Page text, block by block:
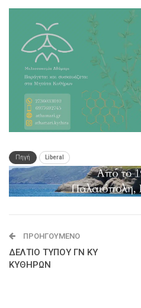
Πηγή Liberal
ΠΡΟΗΓΟΎΜΕΝΟ
ΔΕΛΤΙΟ ΤΥΠΟΥ ΓΝ ΚΥ
ΚΥΘΗΡΩΝ